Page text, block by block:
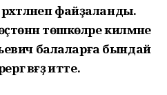
файҙаланды.
төшкөләре килмәне
балаларға бындай
вәғәҙә итте.